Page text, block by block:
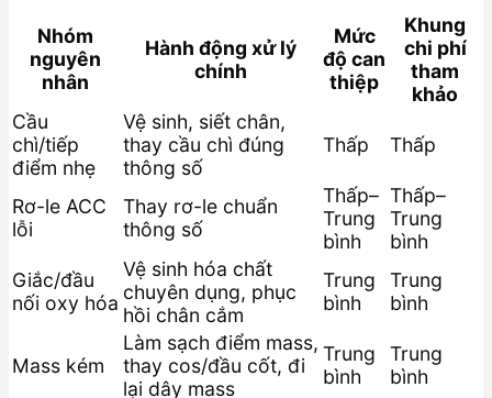
Nhóm
nguyên
nhân
Hành động xử lý
chính
Mức
độ can
thiệp
Khung
chi phí
tham
khảo
Cầu
chì/tiếp
điểm nhẹ
Vệ sinh, siết chân,
thay cầu chì đúng
thông số
Thấp Thấp
Rơ-le ACC
lỗi
Thay rơ-le chuẩn
thông số
Thấp–
Trung
bình
Thấp–
Trung
bình
Giắc/đầu
nối oxy hóa
Vệ sinh hóa chất
chuyên dụng, phục
hồi chân cắm
Trung
bình
Trung
bình
Mass kém
Làm sạch điểm mass,
thay cos/đầu cốt, đi
lại dây mass
Trung
bình
Trung
bình